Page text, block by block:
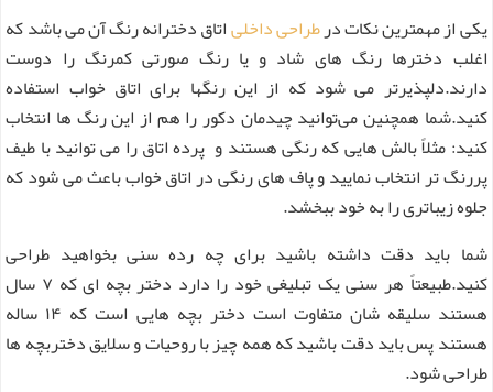
یکی از مهمترین نکات درطراحی داخلیاتاق دخترانه رنگ آن می باشد که
اغلب دخترها رنگ های شاد و یا رنگ صورتی کمرنگ را دوست
دارند.دلپذیرتر می شود که از این رنگها برای اتاق خواب استفاده
کنید.شما همچنین می‌توانید چیدمان دکور را هم از این رنگ ها انتخاب
کنید: مثلاً بالش هایی که رنگی هستند و پرده اتاق را می توانید با طیف
پررنگ تر انتخاب نمایید و پاف های رنگی در اتاق خواب باعث می شود که
جلوه زیباتری را به خود ببخشد.
شما باید دقت داشته باشید برای چه رده سنی بخواهید طراحی
کنید.طبیعتاً هر سنی یک تبلیغی خود را دارد دختر بچه ای که ۷ سال
هستند سلیقه شان متفاوت است دختر بچه هایی است که ۱۴ ساله
هستند پس باید دقت باشید که همه چیز با روحیات و سلایق دختربچه ها
طراحی شود.